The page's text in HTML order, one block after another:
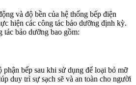
và độ bền của hệ thống bếp điện
hiện các công tác bảo dưỡng định kỳ.
tác bảo dưỡng bao gồm:
phận bếp sau khi sử dụng để loại bỏ mỡ
duy trì sự sạch sẽ và an toàn cho người